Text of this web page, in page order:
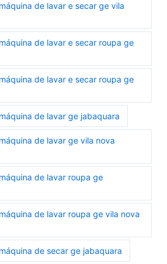
de lavar e secar ge vila
de lavar e secar roupa ge
de lavar e secar roupa ge
de lavar ge jabaquara
de lavar ge vila nova
de lavar roupa ge
de lavar roupa ge vila nova
de secar ge jabaquara